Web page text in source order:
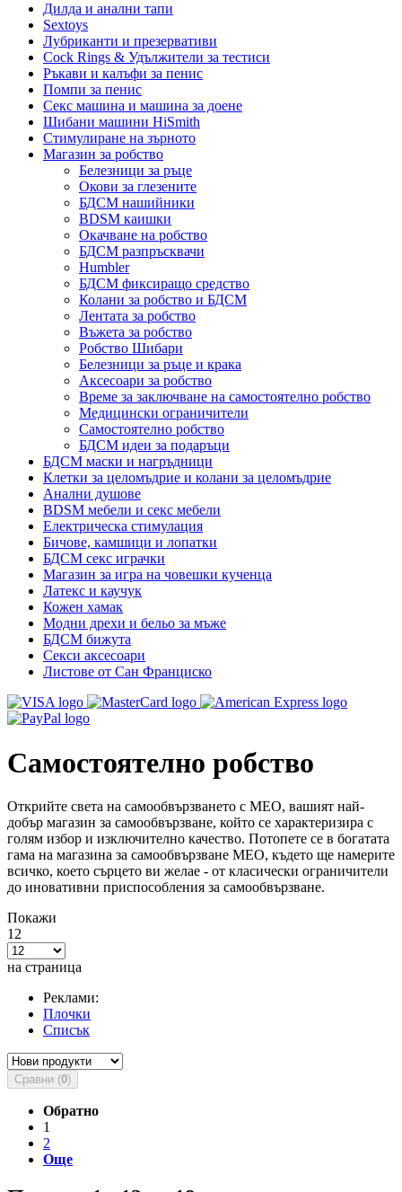
Дилда и анални тапи
Sextoys
Лубриканти и презервативи
Cock Rings & Удължители за тестиси
Ръкави и калъфи за пенис
Помпи за пенис
Секс машина и машина за доене
Шибани машини HiSmith
Стимулиране на зърното
Магазин за робство
Белезници за ръце
Окови за глезените
БДСМ нашийники
BDSM каишки
Окачване на робство
БДСМ разпръсквачи
Humbler
БДСМ фиксиращо средство
Колани за робство и БДСМ
Лентата за робство
Въжета за робство
Робство Шибари
Белезници за ръце и крака
Аксесоари за робство
Време за заключване на самостоятелно робство
Медицински ограничители
Самостоятелно робство
БДСМ идеи за подаръци
БДСМ маски и нагръдници
Клетки за целомъдрие и колани за целомъдрие
Анални душове
BDSM мебели и секс мебели
Електрическа стимулация
Бичове, камшици и лопатки
БДСМ секс играчки
Магазин за игра на човешки кученца
Латекс и каучук
Кожен хамак
Модни дрехи и бельо за мъже
БДСМ бижута
Секси аксесоари
Листове от Сан Франциско
Самостоятелно робство
Открийте света на самообвързването с MEO, вашият най-
добър магазин за самообвързване, който се характеризира с
голям избор и изключително качество. Потопете се в богатата
гама на магазина за самообвързване MEO, където ще намерите
всичко, което сърцето ви желае - от класически ограничители
до иновативни приспособления за самообвързване.
Покажи
12
на страница
Реклами:
Плочки
Списък
Сравни (0)
Обратно
1
2
Още